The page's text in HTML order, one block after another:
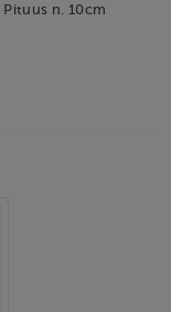
n. 10cm